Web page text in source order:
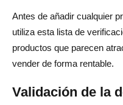
Antes de añadir cualquier
utiliza esta lista de
productos que parecen
vender de forma rentable.
Validación de la